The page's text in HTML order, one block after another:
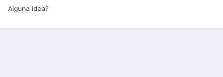
Alguna idea?